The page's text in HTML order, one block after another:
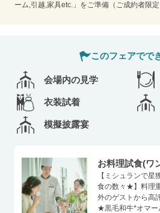
ーム,引越,家具etc.」をご準備（ご成約者限定
このフェアでで
会場内の見学
衣装試着
模擬披露宴
お料理試食(ワ
【ミシュランで
食の数々★】料理
外のゲストから高
★黒毛和牛*オマー